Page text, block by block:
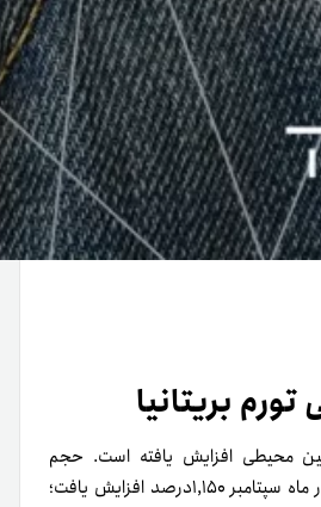
تورم بریتانیا
محیطی افزایش یافته است. حجم
معاملات پوند انگلیس در ماه سپتامبر ۱,۱۵۰درصد افزایش یافت؛